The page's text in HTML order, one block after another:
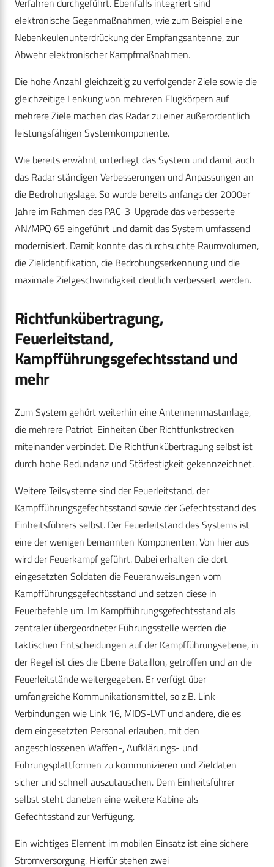
Verfahren durchgeführt. Ebenfalls integriert sind
elektronische Gegenmaßnahmen, wie zum Beispiel eine
Nebenkeulenunterdrückung der Empfangsantenne, zur
Abwehr elektronischer Kampfmaßnahmen.
Die hohe Anzahl gleichzeitig zu verfolgender Ziele sowie die
gleichzeitige Lenkung von mehreren Flugkörpern auf
mehrere Ziele machen das Radar zu einer außerordentlich
leistungsfähigen Systemkomponente.
Wie bereits erwähnt unterliegt das System und damit auch
das Radar ständigen Verbesserungen und Anpassungen an
die Bedrohungslage. So wurde bereits anfangs der 2000er
Jahre im Rahmen des PAC-3-Upgrade das verbesserte
AN/MPQ 65 eingeführt und damit das System umfassend
modernisiert. Damit konnte das durchsuchte Raumvolumen,
die Zielidentifikation, die Bedrohungserkennung und die
maximale Zielgeschwindigkeit deutlich verbessert werden.
Richtfunkübertragung,
Feuerleitstand,
Kampfführungsgefechtsstand und
mehr
Zum System gehört weiterhin eine Antennenmastanlage,
die mehrere Patriot-Einheiten über Richtfunkstrecken
miteinander verbindet. Die Richtfunkübertragung selbst ist
durch hohe Redundanz und Störfestigkeit gekennzeichnet.
Weitere Teilsysteme sind der Feuerleitstand, der
Kampfführungsgefechtsstand sowie der Gefechtsstand des
Einheitsführers selbst. Der Feuerleitstand des Systems ist
eine der wenigen bemannten Komponenten. Von hier aus
wird der Feuerkampf geführt. Dabei erhalten die dort
eingesetzten Soldaten die Feueranweisungen vom
Kampfführungsgefechtsstand und setzen diese in
Feuerbefehle um. Im Kampfführungsgefechtsstand als
zentraler übergeordneter Führungsstelle werden die
taktischen Entscheidungen auf der Kampfführungsebene, in
der Regel ist dies die Ebene Bataillon, getroffen und an die
Feuerleitstände weitergegeben. Er verfügt über
umfangreiche Kommunikationsmittel, so z.B. Link-
Verbindungen wie Link 16, MIDS-LVT und andere, die es
dem eingesetzten Personal erlauben, mit den
angeschlossenen Waffen-, Aufklärungs- und
Führungsplattformen zu kommunizieren und Zieldaten
sicher und schnell auszutauschen. Dem Einheitsführer
selbst steht daneben eine weitere Kabine als
Gefechtsstand zur Verfügung.
Ein wichtiges Element im mobilen Einsatz ist eine sichere
Stromversorgung. Hierfür stehen zwei